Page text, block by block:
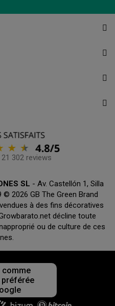
302 reviews
SL - Av. Castellón 1, Silla
2026 GB The Green Brand
à des fins décoratives
décline toute
ou de culture de ces
comme